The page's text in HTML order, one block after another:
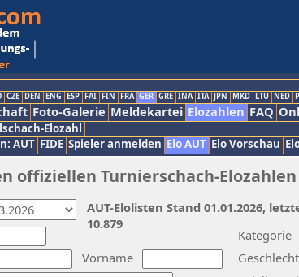
CZE DEN ENG ESP FAI FIN FRA GER GRE INA ITA JPN MKD LTU NED
Foto-Galerie Meldekartei Elozahlen FAQ
Elozahl
AUT FIDE Spieler anmelden Elo AUT Elo Vorschau
offiziellen Turnierschach-Elozahlen
Vorname
Kategorie
Geschlecht
AUT-Elolisten Stand 01.01.2026,
10.879